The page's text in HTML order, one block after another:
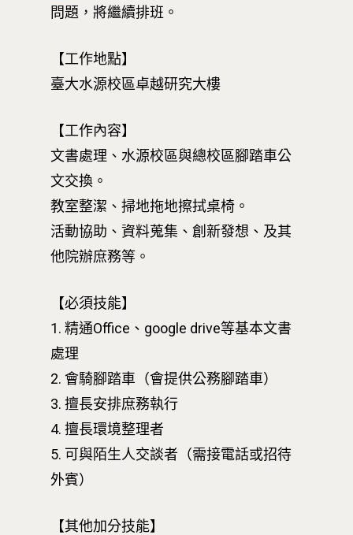
問題，將繼續排班。
【工作地點】
臺大水源校區卓越研究大樓
【工作內容】
文書處理、水源校區與總校區腳踏車公
文交換。
教室整潔、掃地拖地擦拭桌椅。
活動協助、資料蒐集、創新發想、及其
他院辦庶務等。
【必須技能】
1. 精通Office、google drive等基本文書
處理
2. 會騎腳踏車（會提供公務腳踏車）
3. 擅長安排庶務執行
4. 擅長環境整理者
5. 可與陌生人交談者（需接電話或招待
外賓）
【其他加分技能】